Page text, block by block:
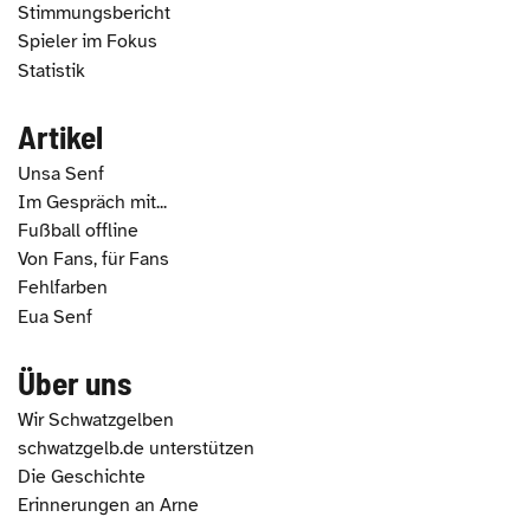
Stimmungsbericht
Spieler im Fokus
Statistik
Artikel
Unsa Senf
Im Gespräch mit...
Fußball offline
Von Fans, für Fans
Fehlfarben
Eua Senf
Über uns
Wir Schwatzgelben
schwatzgelb.de unterstützen
Die Geschichte
Erinnerungen an Arne